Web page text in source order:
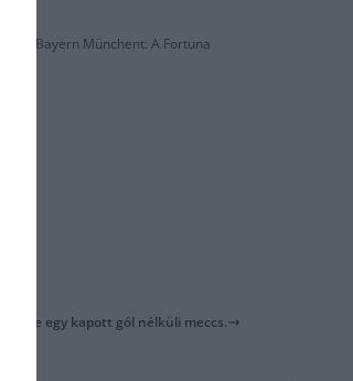
a Bayern Münchent. A Fortuna
Végre egy kapott gól nélküli meccs.